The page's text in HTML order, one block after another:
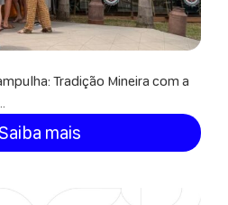
Tradição Mineira com a
Saiba mais